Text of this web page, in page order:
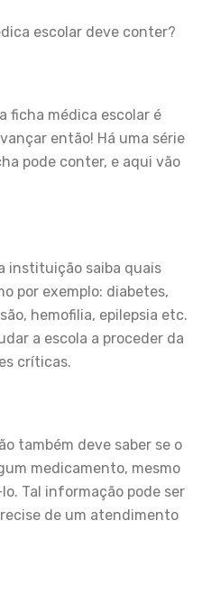
escolar deve conter?
ficha médica escolar é
então! Há uma série
pode conter, e aqui vão
instituição saiba quais
por exemplo: diabetes,
hemofilia, epilepsia etc.
a escola a proceder da
críticas.
também deve saber se o
medicamento, mesmo
Tal informação pode ser
de um atendimento